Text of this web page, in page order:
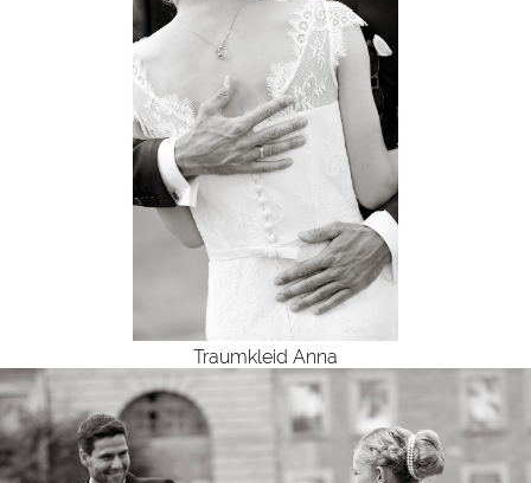
Traumkleid Anna